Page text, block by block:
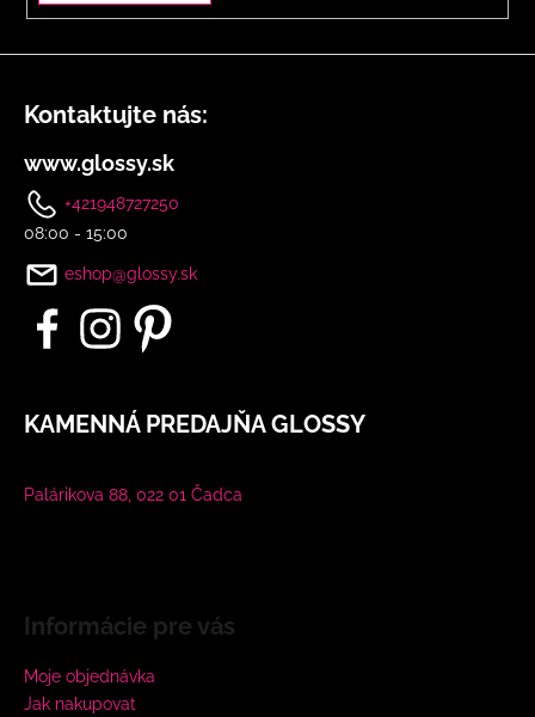
Kontaktujte nás:
www.glossy.sk
+421948727250
08:00 - 15:00
eshop@glossy.sk
KAMENNÁ PREDAJŇA GLOSSY
Palárikova 88, 022 01 Čadca
Informácie pre vás
Moje objednávka
Jak nakupovat